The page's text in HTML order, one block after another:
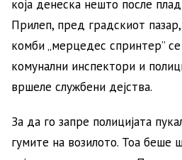
која денеска нешто после
Прилеп, пред градскиот
комби „мерцедес спринтер”
комунални инспектори и
вршеле службени дејства.
За да го запре полицијата
гумите на возилото. Тоа беше